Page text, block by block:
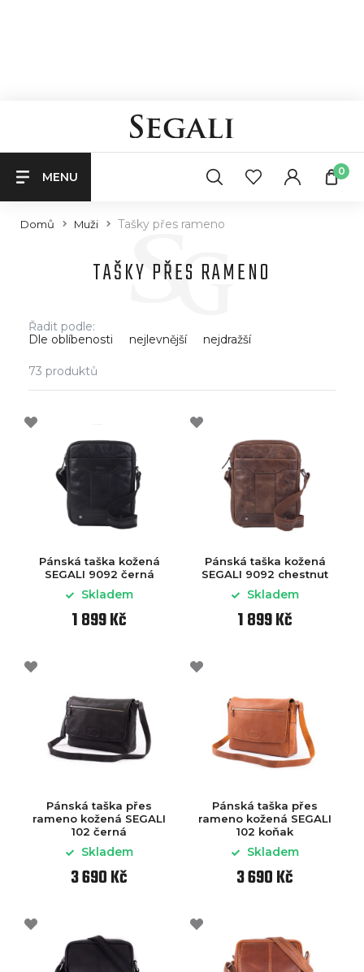
MENU 0
Domů Muži Tašky přes rameno
TAŠKY PŘES RAMENO
Řadit podle:
Dle oblíbenosti
nejlevnější nejdražší
73 produktů
Pánská taška kožená
SEGALI 9092 černá
Skladem
1 899 Kč
Pánská taška kožená
SEGALI 9092 chestnut
Skladem
1 899 Kč
Pánská taška přes
rameno kožená SEGALI
102 černá
Skladem
3 690 Kč
Pánská taška přes
rameno kožená SEGALI
102 koňak
Skladem
3 690 Kč